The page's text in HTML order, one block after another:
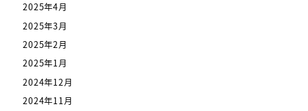
2025年4月
2025年3月
2025年2月
2025年1月
2024年12月
2024年11月